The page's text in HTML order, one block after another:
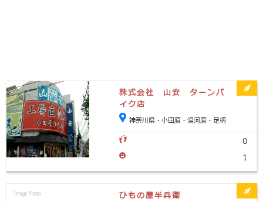
株式会社 山安 ターンパ
イク店
神奈川県・小田原・湯河原・足柄
0
1
ひもの屋半兵衛